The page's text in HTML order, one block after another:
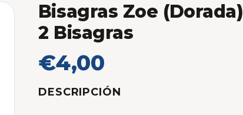
Bisagras Zoe (Dorada)
2 Bisagras
€4,00
DESCRIPCIÓN